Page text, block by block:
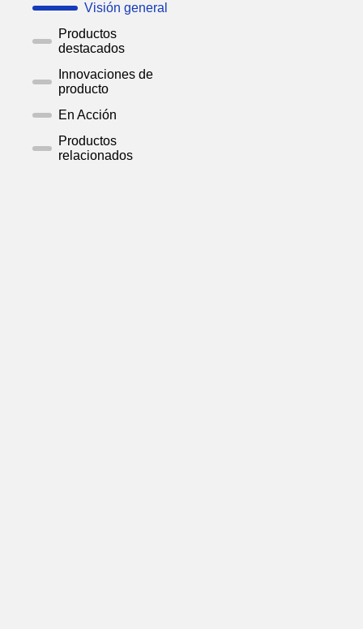
Visión general
Productos
destacados
Innovaciones de
producto
En Acción
Productos
relacionados